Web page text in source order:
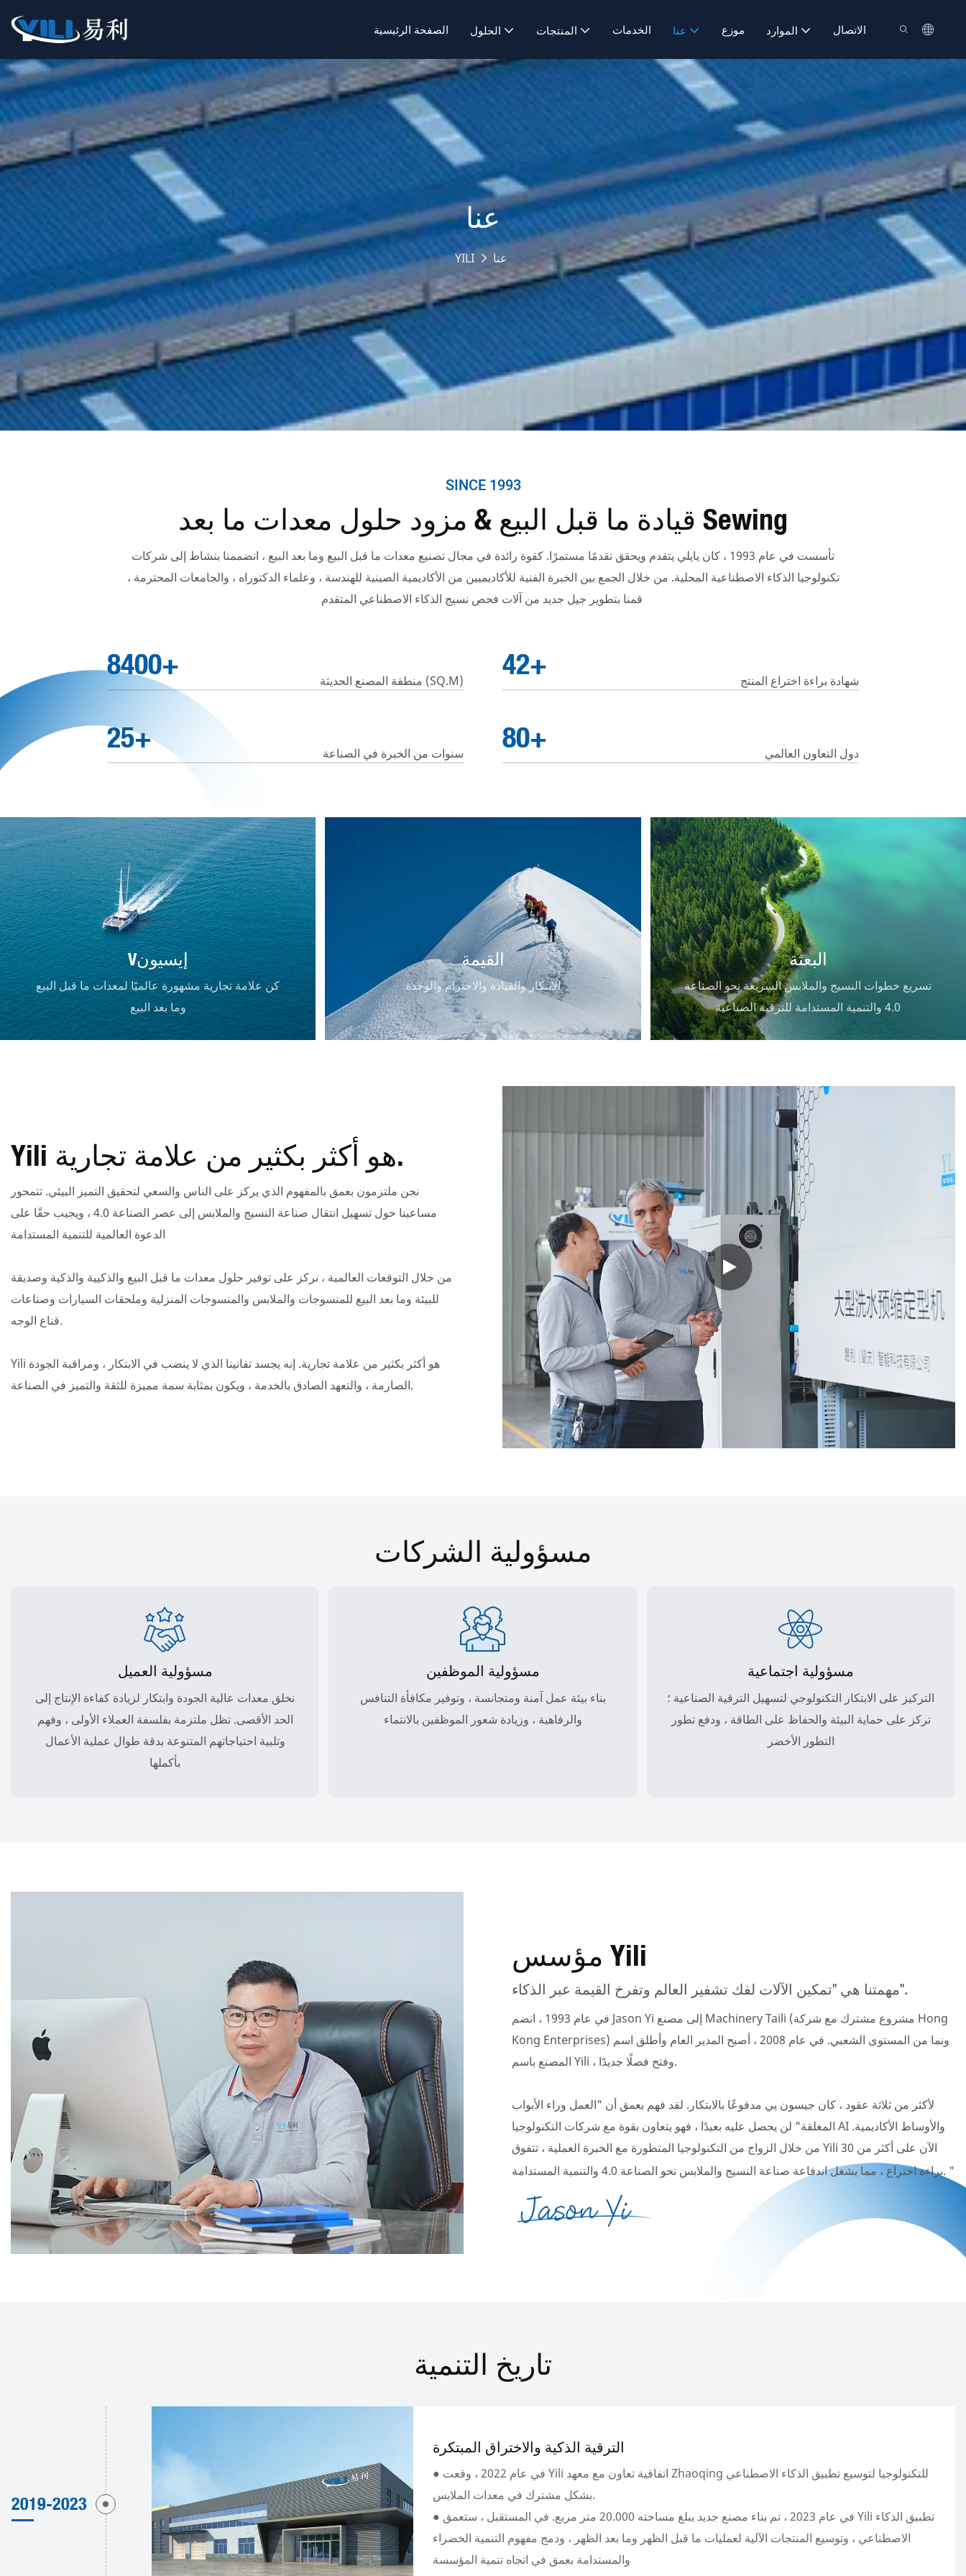
الصفحة الرئيسية الحلول المنتجات الخدمات عنا موزع الموارد الاتصال
عنا
YILI عنا
SINCE 1993
قيادة ما قبل البيع & مزود حلول معدات ما بعد Sewing
تأسست في عام 1993 ، كان يايلي يتقدم ويحقق تقدمًا مستمرًا. كقوة رائدة في مجال تصنيع معدات ما قبل البيع وما بعد البيع ، انضممنا بنشاط إلى شركات
تكنولوجيا الذكاء الاصطناعية المحلية. من خلال الجمع بين الخبرة الفنية للأكاديميين من الأكاديمية الصينية للهندسة ، وعلماء الدكتوراه ، والجامعات المحترمة ،
10000+ منطقة المصنع الحديثة (SQ.M) 50+ شهادة براءة اختراع المنتج
30+ سنوات من الخبرة في الصناعة 80+ دول التعاون العالمي
Vإيسيون
كن علامة تجارية مشهورة عالميًا لمعدات ما قبل البيع
وما بعد البيع
القيمة
الابتكار والقيادة والاحترام والوحدة
البعثة
تسريع خطوات النسيج والملابس السريعة نحو الصناعة
4.0 والتنمية المستدامة للترقية الصناعية
Yili هو أكثر بكثير من علامة تجارية.
نحن ملتزمون بعمق بالمفهوم الذي يركز على الناس والسعي لتحقيق التميز البيئي. تتمحور
مساعينا حول تسهيل انتقال صناعة النسيج والملابس إلى عصر الصناعة 4.0 ، ويجيب حقًا على
من خلال التوقعات العالمية ، نركز على توفير حلول معدات ما قبل البيع والذكيية والذكية وصديقة
للبيئة وما بعد البيع للمنسوجات والملابس والمنسوجات المنزلية وملحقات السيارات وصناعات
قناع الوجه.
Yili هو أكثر بكثير من علامة تجارية. إنه يجسد تفانينا الذي لا ينضب في الابتكار ، ومراقبة الجودة
الصارمة ، والتعهد الصادق بالخدمة ، ويكون بمثابة سمة مميزة للثقة والتميز في الصناعة.
مسؤولية الشركات
مسؤولية العميل
نخلق معدات عالية الجودة وابتكار لزيادة كفاءة الإنتاج إلى
الحد الأقصى. تظل ملتزمة بفلسفة العملاء الأولى ، وفهم
وتلبية احتياجاتهم المتنوعة بدقة طوال عملية الأعمال
بأكملها
مسؤولية الموظفين
بناء بيئة عمل آمنة ومتجانسة ، وتوفير مكافأة التنافس
والرفاهية ، وزيادة شعور الموظفين بالانتماء
مسؤولية اجتماعية
التركيز على الابتكار التكنولوجي لتسهيل الترقية الصناعية ؛
تركز على حماية البيئة والحفاظ على الطاقة ، ودفع تطور
التطور الأخضر
مؤسس Yili
مهمتنا هي "تمكين الآلات لفك تشفير العالم وتفرخ القيمة عبر الذكاء".
في عام 1993 ، انضم Jason Yi إلى مصنع Machinery Taili (مشروع مشترك مع شركة Hong
Kong Enterprises) ونما من المستوى الشعبي. في عام 2008 ، أصبح المدير العام وأطلق اسم
المصنع باسم Yili ، وفتح فصلًا جديدًا.
لأكثر من ثلاثة عقود ، كان جيسون يي مدفوعًا بالابتكار. لقد فهم بعمق أن "العمل وراء الأبواب
المغلقة" لن يحصل عليه بعيدًا ، فهو يتعاون بقوة مع شركات التكنولوجيا AI والأوساط الأكاديمية.
من خلال الزواج من التكنولوجيا المتطورة مع الخبرة العملية ، تتفوق Yili الآن على أكثر من 30
براءة اختراع ، مما يشغل اندفاعة صناعة النسيج والملابس نحو الصناعة 4.0 والتنمية المستدامة. "
تاريخ التنمية
2019-2023
الترقية الذكية والاختراق المبتكرة
● في عام 2022 ، وقعت Yili اتفاقية تعاون مع معهد Zhaoqing للتكنولوجيا لتوسيع تطبيق الذكاء الاصطناعي
بشكل مشترك في معدات الملابس.
● في عام 2023 ، تم بناء مصنع جديد يبلغ مساحته 20.000 متر مربع. في المستقبل ، ستعمق Yili تطبيق الذكاء
الاصطناعي ، وتوسيع المنتجات الآلية لعمليات ما قبل الظهر وما بعد الظهر ، ودمج مفهوم التنمية الخضراء
والمستدامة بعمق في اتجاه تنمية المؤسسة